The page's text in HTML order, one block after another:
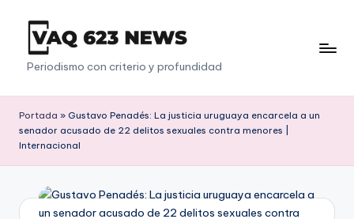
Saltar
contenido
V
a
q
6
2
3
Periodismo con criterio y profundidad
Portada » Gustavo Penadés: La justicia uruguaya encarcela a un
senador acusado de 22 delitos sexuales contra menores |
Internacional